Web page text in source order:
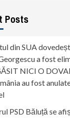
Posts
din SUA
a fost
NICI O
au fost
PSD Băluță se